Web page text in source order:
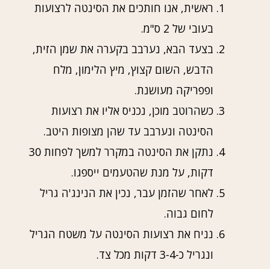
ראשית, אנו חותכים את הסינטה לרצועות
בעובי של 2 ס"מ.
בצעד הבא, נערבב בקערה את שמן הזית,
הדבש, השום קצוץ, מיץ הלימון, מלח
ופפריקה מעושנת.
כשהרוטב מוכן, נכניס אליו את רצועות
הסינטה ונערבב עד שהן מצופות היטב.
נתקן את הסינטה במקרר למשך לפחות 30
דקות, על מנת שהטעמים ייספגו.
לאחר שהזמן עבר, נכין את הנינג'ה גריל
לחום גבוה.
נניח את רצועות הסינטה על משטח הגריל
ונגריל כ-3-4 דקות מכל צד.